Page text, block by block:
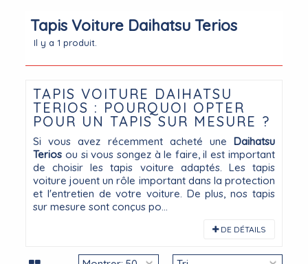
Tapis Voiture Daihatsu Terios
Il y a 1 produit.
TAPIS VOITURE DAIHATSU
TERIOS : POURQUOI OPTER
POUR UN TAPIS SUR MESURE ?
Si vous avez récemment acheté une Daihatsu
Terios ou si vous songez à le faire, il est important
de choisir les tapis voiture adaptés. Les tapis
voiture jouent un rôle important dans la protection
et l'entretien de votre voiture. De plus, nos tapis
sur mesure sont conçus po...
DE DÉTAILS